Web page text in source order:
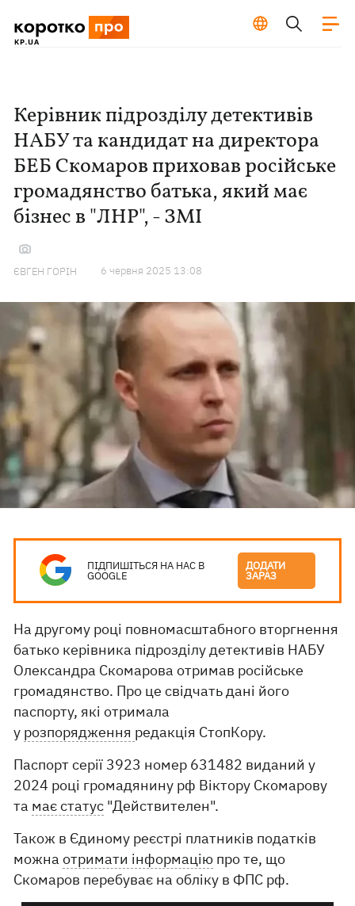
Керівник підрозділу детективів
НАБУ та кандидат на директора
БЕБ Скомаров приховав російське
громадянство батька, який має
бізнес в "ЛНР", - ЗМІ
ЄВГЕН ГОРІН 6 червня 2025 13:08
ПІДПИШІТЬСЯ НА НАС В
GOOGLE
ДОДАТИ
ЗАРАЗ
На другому році повномасштабного вторгнення
батько керівника підрозділу детективів НАБУ
Олександра Скомарова отримав російське
громадянство. Про це свідчать дані його
паспорту, які отримала
у розпорядження редакція СтопКору.
Паспорт серії 3923 номер 631482 виданий у
2024 році громадянину рф Віктору Скомарову
та має статус "Действителен".
Також в Єдиному реєстрі платників податків
можнаотримати інформацію про те, що
Скомаров перебуває на обліку в ФПС рф.